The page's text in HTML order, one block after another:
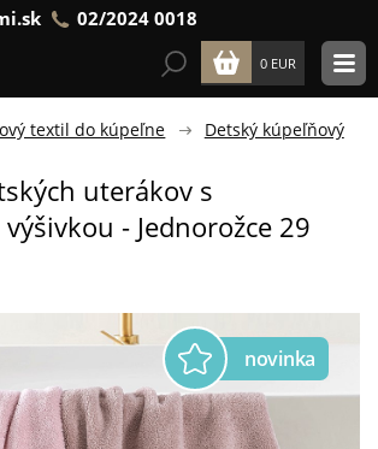
02/2024 0018
0 EUR
textil do kúpeľne
Detský kúpeľňový
uterákov s
- Jednorožce 29